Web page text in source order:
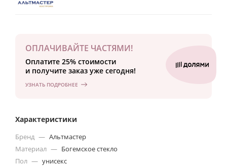
ОПЛАЧИВАЙТЕ ЧАСТЯМИ!
Оплатите 25% стоимости
и получите заказ уже сегодня!
УЗНАТЬ ПОДРОБНЕЕ
Характеристики
Бренд — Альтмастер
Материал — Богемское стекло
Пол — унисекс